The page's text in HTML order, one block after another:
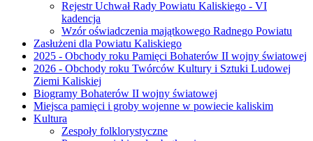
Rejestr Uchwał Rady Powiatu Kaliskiego - VI
kadencja
Wzór oświadczenia majątkowego Radnego Powiatu
Zasłużeni dla Powiatu Kaliskiego
2025 - Obchody roku Pamięci Bohaterów II wojny światowej
2026 - Obchody roku Twórców Kultury i Sztuki Ludowej
Ziemi Kaliskiej
Biogramy Bohaterów II wojny światowej
Miejsca pamięci i groby wojenne w powiecie kaliskim
Kultura
Zespoły folklorystyczne